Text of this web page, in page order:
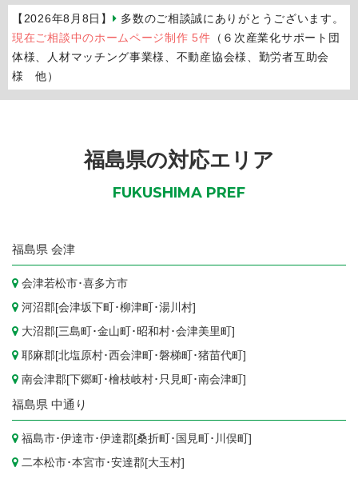
【2026年8月8日】
多数のご相談誠にありがとうございます。
現在ご相談中のホームページ制作 5件 （６次産業化サポート団
体様、人材マッチング事業様、不動産協会様、勤労者互助会
様 他）
福島県の対応エリア
FUKUSHIMA PREF
福島県 会津
会津若松市･喜多方市
河沼郡[会津坂下町 ･柳津町 ･湯川村]
大沼郡[三島町 ･金山町 ･ 昭和村･会津美里町 ]
耶麻郡[北塩原村･西会津町 ･磐梯町 ･猪苗代町 ]
南会津郡[下郷町 ･檜枝岐村･ 只見町 ･南会津町 ]
福島県 中通り
福島市･伊達市･伊達郡[桑折町 ･ 国見町 ･ 川俣町 ]
二本松市･本宮市･安達郡[大玉村]